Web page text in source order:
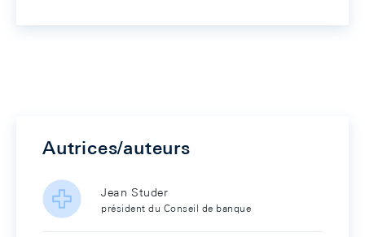
Autrices/auteurs
Jean Studer
président du Conseil de banque